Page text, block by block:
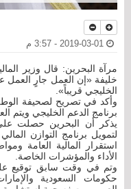
مرآة البحرين: قال وزير
خليفة «إن العمل جارٍ العمل
الخليجي قريباً».
وأكد في تصريح لصحيفة
برنامج الدعم الخليجي ويتم
يذكر أن البحرين حصلت
لتمويل برنامج التوازن
استقرار المالية العامة
الأداء والمؤشرات الخاصة.
وتم في وقت سابق توقيع على
حكومات السعودية